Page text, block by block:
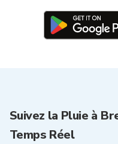
Suivez la Pluie à
Temps Réel